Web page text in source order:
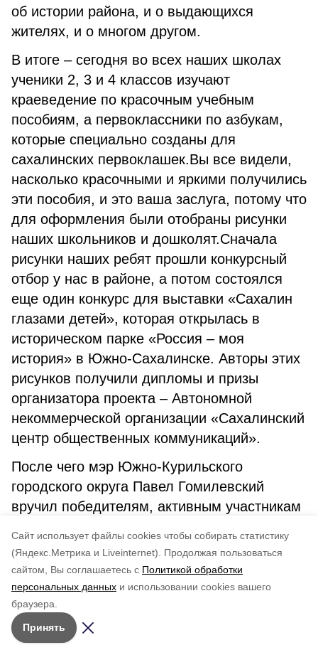
Cайт использует файлы cookies чтобы собирать статистику
(Яндекс.Метрика и Liveinternet).
Продолжая пользоваться
сайтом, Вы соглашаетесь с Политикой обработки
персональных данных и использовании cookies вашего
браузера.
Принять
об истории района, и о выдающихся
жителях, и о многом другом.
В итоге – сегодня во всех наших школах
ученики 2, 3 и 4 классов изучают
краеведение по красочным учебным
пособиям, а первоклассники по азбукам,
которые специально созданы для
сахалинских первоклашек.Вы все видели,
насколько красочными и яркими получились
эти пособия, и это ваша заслуга, потому что
для оформления были отобраны рисунки
наших школьников и дошколят.Сначала
рисунки наших ребят прошли конкурсный
отбор у нас в районе, а потом состоялся
еще один конкурс для выставки «Сахалин
глазами детей», которая открылась в
историческом парке «Россия – моя
история» в Южно-Сахалинске. Авторы этих
рисунков получили дипломы и призы
организатора проекта – Автономной
некоммерческой организации «Сахалинский
центр общественных коммуникаций».
После чего мэр Южно-Курильского
городского округа Павел Гомилевский
вручил победителям, активным участникам
на сумму 4000 рублей.
по оценке
5